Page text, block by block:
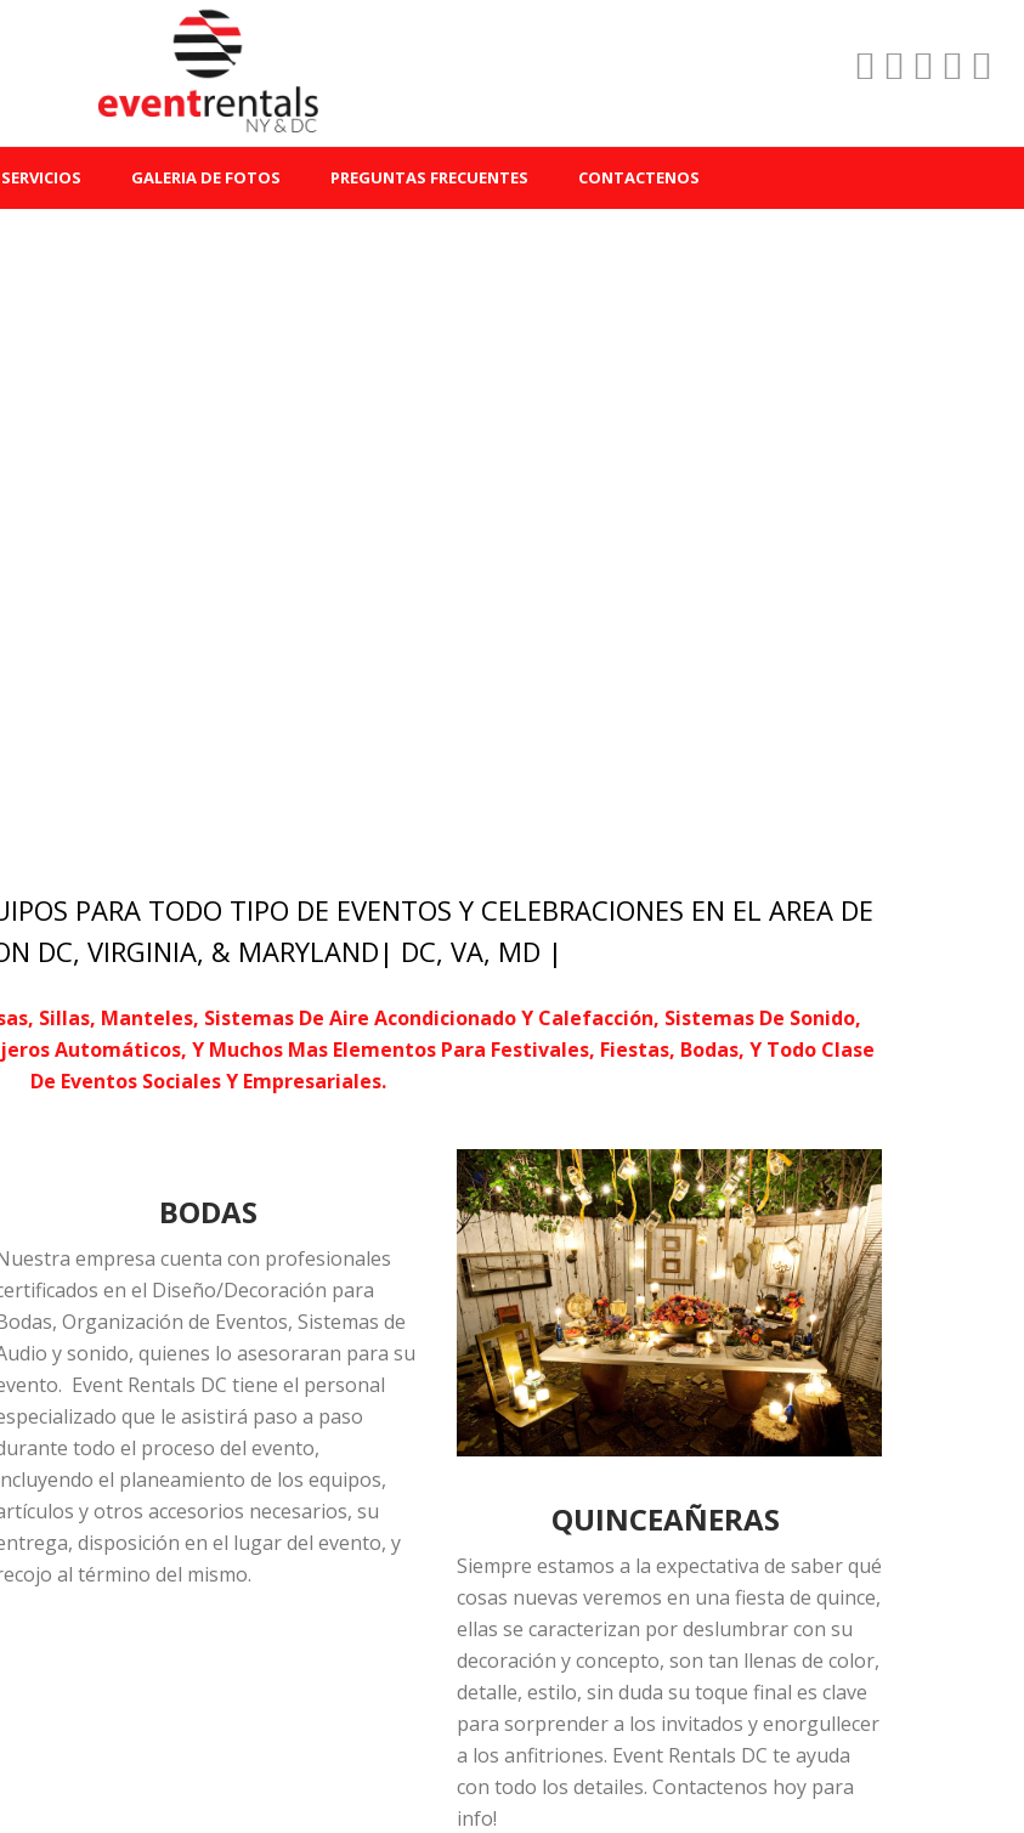
SERVICIOS GALERIA DE FOTOS PREGUNTAS FRECUENTES CONTACTENOS
PARA TODO TIPO DE EVENTOS Y CELEBRACIONES EN EL AREA DE
DC, VIRGINIA, & MARYLAND| DC, VA, MD |
Sillas, Manteles, Sistemas De Aire Acondicionado Y Calefacción, Sistemas De Sonido,
Automáticos, Y Muchos Mas Elementos Para Festivales, Fiestas, Bodas, Y Todo Clase
De Eventos Sociales Y Empresariales.
BODAS
empresa cuenta con profesionales
en el Diseño/Decoración para
Organización de Eventos, Sistemas de
y sonido, quienes lo asesoraran para su
Event Rentals DC tiene el personal
que le asistirá paso a paso
todo el proceso del evento,
el planeamiento de los equipos,
y otros accesorios necesarios, su
disposición en el lugar del evento, y
al término del mismo.
QUINCEAÑERAS
Siempre estamos a la expectativa de saber qué
cosas nuevas veremos en una fiesta de quince,
ellas se caracterizan por deslumbrar con su
decoración y concepto, son tan llenas de color,
detalle, estilo, sin duda su toque final es clave
para sorprender a los invitados y enorgullecer
a los anfitriones. Event Rentals DC te ayuda
con todo los detailes. Contactenos hoy para
info!